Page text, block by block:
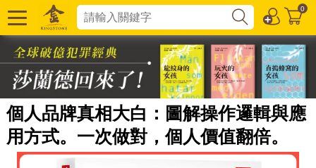
0
個人品牌真相大白：圖解操作邏輯與應
用方式。一次做對，個人價值翻倍。